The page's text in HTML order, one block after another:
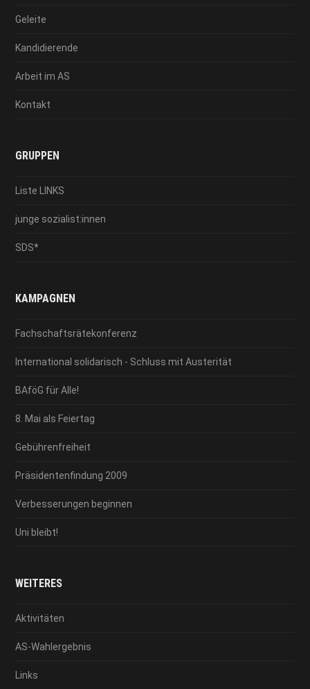
Geleite
Kandidierende
Arbeit im AS
Kontakt
GRUPPEN
Liste LINKS
junge sozialist:innen
SDS*
KAMPAGNEN
Fachschaftsrätekonferenz
International solidarisch - Schluss mit Austerität
BAföG für Alle!
8. Mai als Feiertag
Gebührenfreiheit
Präsidentenfindung 2009
Verbesserungen beginnen
Uni bleibt!
WEITERES
Aktivitäten
AS-Wahlergebnis
Links